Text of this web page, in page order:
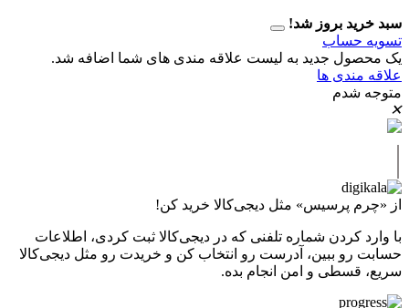
بروز شد!
جدید به لیست علاقه مندی های شما اضافه شد.
ها
پرسیس» مثل دیجی‌کالا خرید کن!
شماره تلفنی که در دیجی‌کالا ثبت کردی، اطلاعات
ببین، آدرست رو انتخاب کن و خریدت رو مثل دیجی‌کالا
و امن انجام بده.